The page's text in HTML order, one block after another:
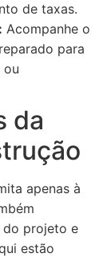
de taxas.
Acompanhe o
para
ou
da
apenas à
do projeto e
estão